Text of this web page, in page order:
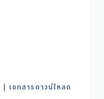
เอกสารดาวน์โหลด